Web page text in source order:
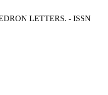
LETTERS. - ISSN